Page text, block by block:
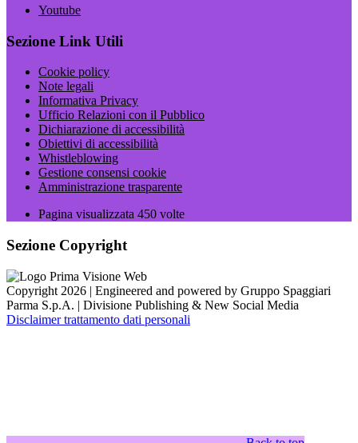
Youtube
Sezione Link Utili
Cookie policy
Note legali
Informativa Privacy
Ufficio Relazioni con il Pubblico
Dichiarazione di accessibilità
Obiettivi di accessibilità
Whistleblowing
Gestione consensi cookie
Amministrazione trasparente
Pagina visualizzata 450 volte
Sezione Copyright
Copyright 2026 | Engineered and powered by Gruppo Spaggiari
Parma S.p.A. | Divisione Publishing & New Social Media
Disclaimer trattamento dati personali